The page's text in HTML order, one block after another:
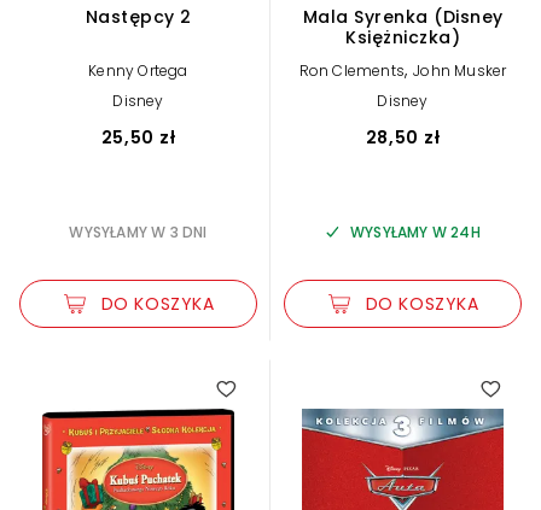
Następcy 2
Kenny Ortega
Disney
25,50 zł
WYSYŁAMY W 3 DNI
DO KOSZYKA
Mala Syrenka (Disney
Księżniczka)
Ron Clements,John Musker
Disney
28,50 zł
WYSYŁAMY W 24H
DO KOSZYKA
5.00